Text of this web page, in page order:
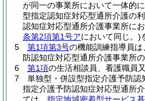
が同一の事業所において一体的
型指定認知症対応型通所介護の
認知症対応型通所介護事業所に
条第2項第1号アにおいて同じ。)
5
第1項第3号の機能訓練指導員
防認知症対応型通所介護事業所
6
第1項の生活相談員、看護職員
7
単独型・併設型指定介護予防
指定介護予防認知症対応型通所